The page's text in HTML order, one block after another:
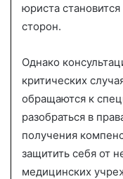
юриста
сторон.
Однако
критических
обращаются к
разобраться в
получения
защитить себя от
медицинских